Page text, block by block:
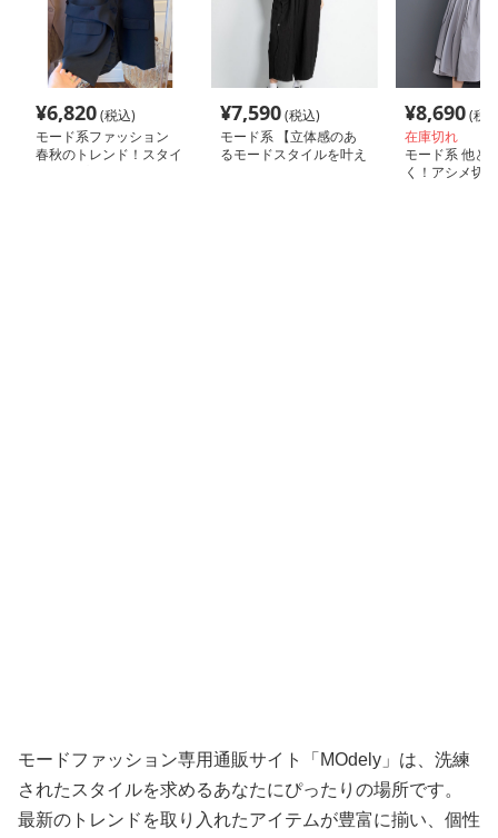
¥6,820(税込)
モード系ファッション
春秋のトレンド！スタイ
¥7,590(税込)
モード系 【立体感のあ
るモードスタイルを叶え
¥8,690(税
在庫切れ
モード系 他と
く！アシメ切
モードファッションに興味のある人はぜひサイトからお好
みのアイテムをチェックしてみてください。